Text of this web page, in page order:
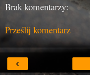
Brak komentarzy:
Prześlij komentarz
‹